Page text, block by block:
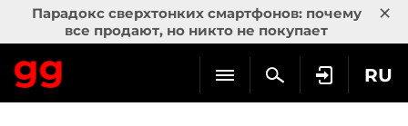
Парадокс сверхтонких смартфонов: почему
все продают, но никто не покупает
×
RU